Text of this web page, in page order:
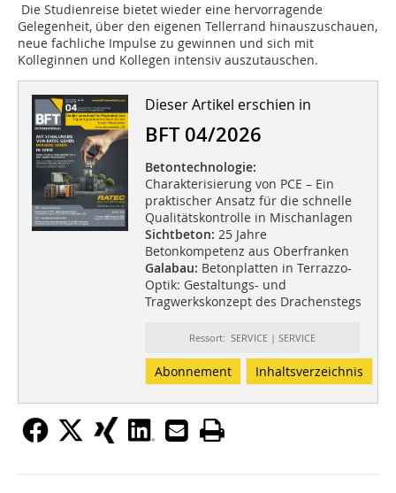
Die Studienreise bietet wieder eine hervorragende
Gelegenheit, über den eigenen Tellerrand hinauszuschauen,
neue fachliche Impulse zu gewinnen und sich mit
Kolleginnen und Kollegen intensiv auszutauschen.
Dieser Artikel erschien in
BFT 04/2026
Betontechnologie:
Charakterisierung von PCE – Ein
praktischer Ansatz für die schnelle
Qualitätskontrolle in Mischanlagen
Sichtbeton: 25 Jahre
Betonkompetenz aus Oberfranken
Galabau: Betonplatten in Terrazzo-
Optik: Gestaltungs- und
Tragwerkskonzept des Drachenstegs
Ressort: SERVICE | SERVICE
Abonnement Inhaltsverzeichnis